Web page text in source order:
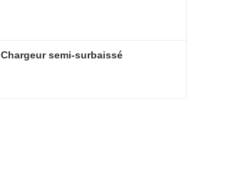
Chargeur semi-surbaissé